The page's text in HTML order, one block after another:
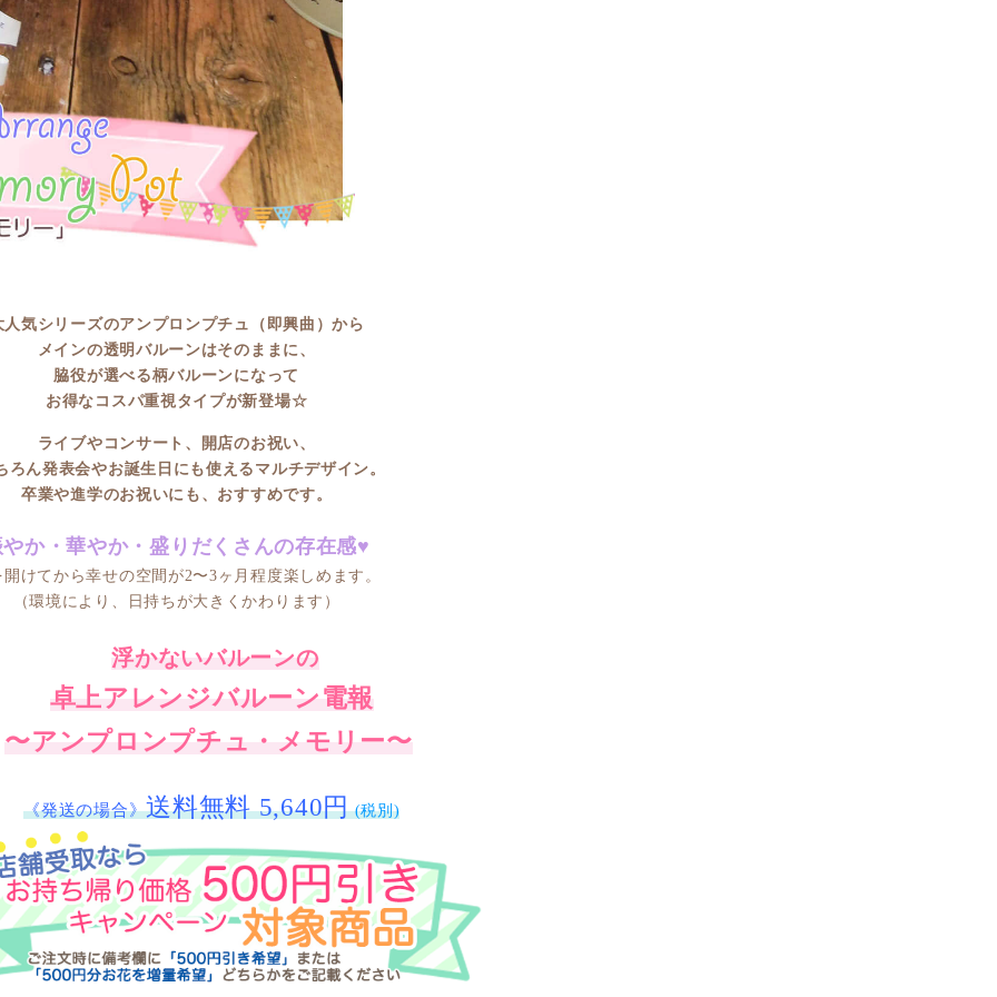
人気シリーズのアンプロンプチュ（即興曲）から
メインの透明バルーンはそのままに、
脇役が選べる柄バルーンになって
お得なコスパ重視タイプが新登場☆
ライブやコンサート、開店のお祝い、
ん発表会やお誕生日にも使えるマルチデザイン。
卒業や進学のお祝いにも、おすすめです。
か・華やか・盛りだくさんの存在感♥
開けてから幸せの空間が2〜3ヶ月程度楽しめます。
（環境により、日持ちが大きくかわります）
浮かないバルーンの
卓上アレンジバルーン電報
〜アンプロンプチュ・メモリー〜
《発送の場合》送料無料 5,640円(税別)